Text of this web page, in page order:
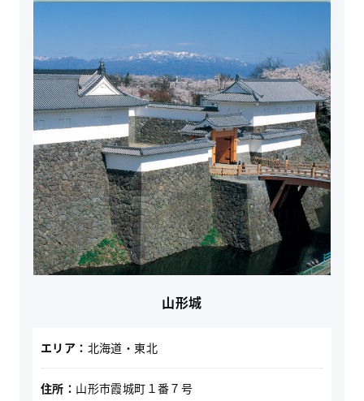
山形城
エリア： 北海道・東北
住所： 山形市霞城町１番７号